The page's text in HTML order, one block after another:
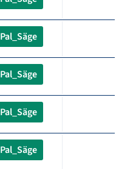
Pal_Säge
Pal_Säge
Pal_Säge
Pal_Säge